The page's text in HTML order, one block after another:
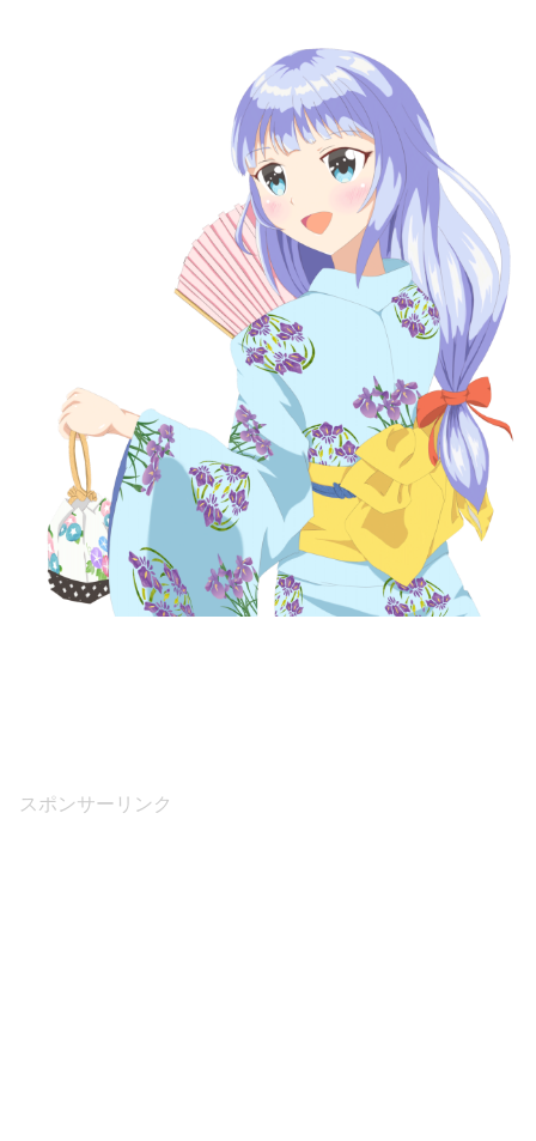
スポンサーリンク